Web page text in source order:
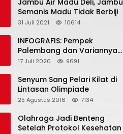
Jambu Air Madu Deli, Jambu
Semanis Madu Tidak Berbiji
31 Juli 2021 10614
INFOGRAFIS: Pempek
Palembang dan Variannya
yang Melegenda
17 Juli 2020 9691
Senyum Sang Pelari Kilat di
Lintasan Olimpiade
25 Agustus 2016 7134
Olahraga Jadi Benteng
Setelah Protokol Kesehatan